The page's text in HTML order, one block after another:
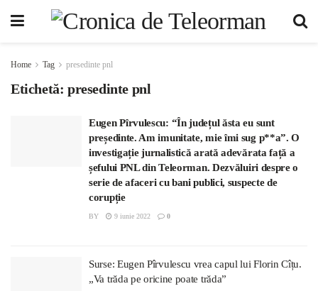
Home Tag presedinte pnl
Etichetă: presedinte pnl
Eugen Pîrvulescu: “În județul ăsta eu sunt
președinte. Am imunitate, mie îmi sug p**a”. O
investigație jurnalistică arată adevărata față a
șefului PNL din Teleorman. Dezvăluiri despre o
serie de afaceri cu bani publici, suspecte de
corupție
BY 9 iunie 2022 0
Surse: Eugen Pîrvulescu vrea capul lui Florin Cîțu.
„Va trăda pe oricine poate trăda”